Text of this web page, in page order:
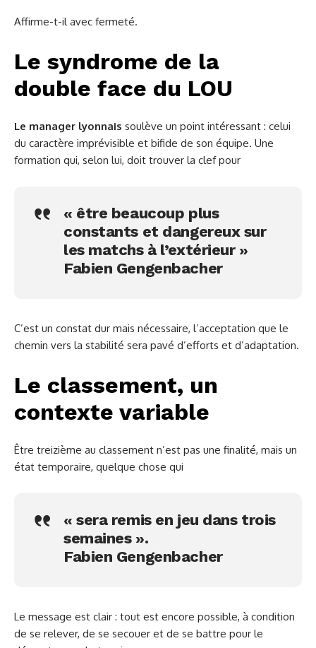
Affirme-t-il avec fermeté.
Le syndrome de la
double face du LOU
Le manager lyonnais soulève un point intéressant : celui
du caractère imprévisible et bifide de son équipe. Une
formation qui, selon lui, doit trouver la clef pour
« être beaucoup plus
constants et dangereux sur
les matchs à l’extérieur »
Fabien Gengenbacher
C’est un constat dur mais nécessaire, l’acceptation que le
chemin vers la stabilité sera pavé d’efforts et d’adaptation.
Le classement, un
contexte variable
Être treizième au classement n’est pas une finalité, mais un
état temporaire, quelque chose qui
« sera remis en jeu dans trois
semaines ».
Fabien Gengenbacher
Le message est clair : tout est encore possible, à condition
de se relever, de se secouer et de se battre pour le